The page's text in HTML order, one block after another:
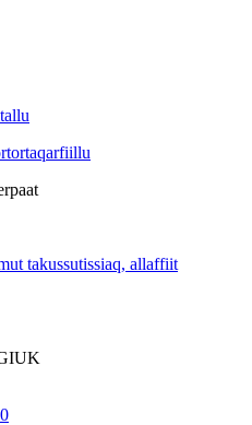
takussutissiaq, allaffiit